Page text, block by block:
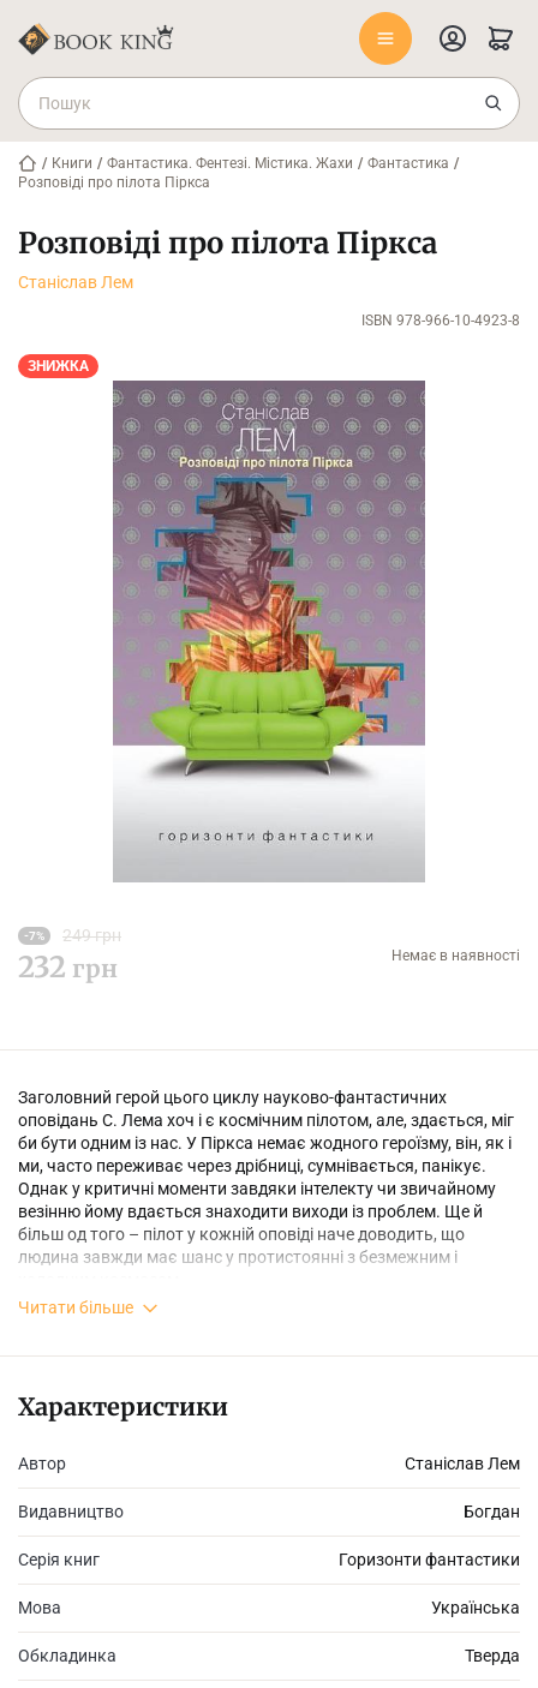
/ Книги / Фантастика. Фентезі. Містика. Жахи / Фантастика /
Розповіді про пілота Піркса
Розповіді про пілота Піркса
Станіслав Лем
ISBN 978-966-10-4923-8
ЗНИЖКА
-7% 249 грн
232 грн Немає в наявності
Заголовний герой цього циклу науково-фантастичних
оповідань С. Лема хоч і є космічним пілотом, але, здається, міг
би бути одним із нас. У Піркса немає жодного героїзму, він, як і
ми, часто переживає через дрібниці, сумнівається, панікує.
Однак у критичні моменти завдяки інтелекту чи звичайному
везінню йому вдається знаходити виходи із проблем. Ще й
більш од того – пілот у кожній оповіді наче доводить, що
людина завжди має шанс у протистоянні з безмежним і
Читати більше
Характеристики
Автор Станіслав Лем
Видавництво Богдан
Серія книг Горизонти фантастики
Мова Українська
Обкладинка Тверда